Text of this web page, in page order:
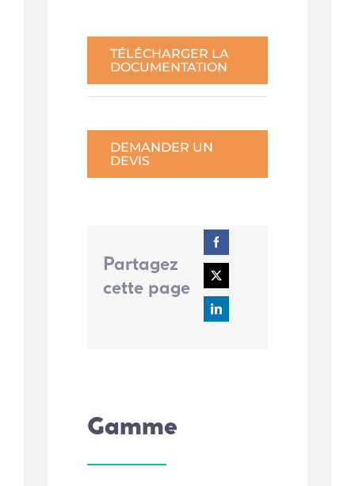
TÉLÉCHARGER LA
DOCUMENTATION
DEMANDER UN
DEVIS
Partagez
cette page
Gamme